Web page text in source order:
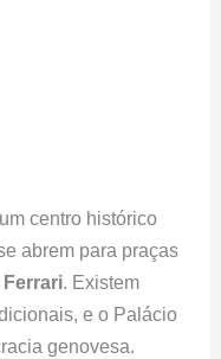
centro histórico
abrem para praças
Ferrari. Existem
e o Palácio
genovesa.